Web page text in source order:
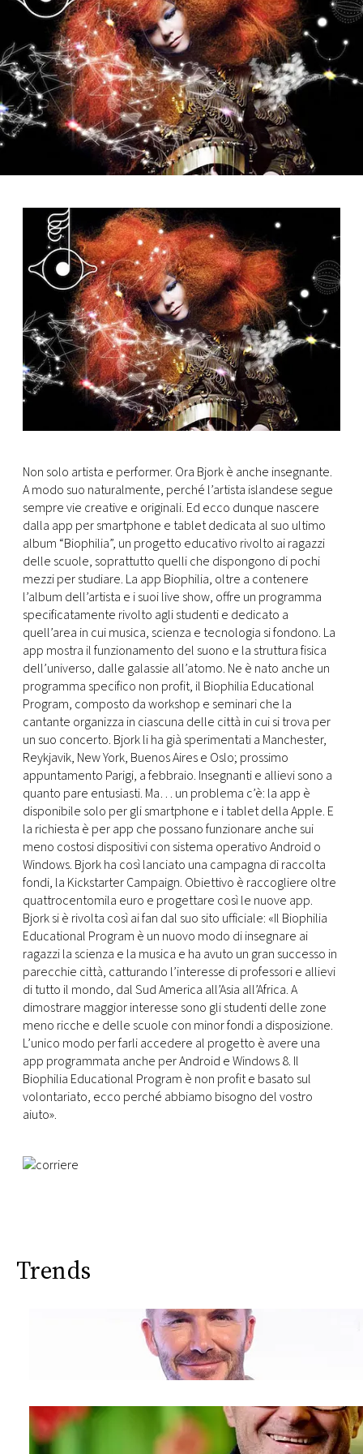
FOTO
CONCORSI
EVENTI
VIDEO
PRINCIPATO
MONACO
RMC
CONSIGLIA
Non solo artista e performer. Ora Bjork è anche insegnante.
A modo suo naturalmente, perché l’artista islandese segue
sempre vie creative e originali. Ed ecco dunque nascere
dalla app per smartphone e tablet dedicata al suo ultimo
album “Biophilia”, un progetto educativo rivolto ai ragazzi
delle scuole, soprattutto quelli che dispongono di pochi
mezzi per studiare. La app Biophilia, oltre a contenere
l’album dell’artista e i suoi live show, offre un programma
specificatamente rivolto agli studenti e dedicato a
quell’area in cui musica, scienza e tecnologia si fondono. La
app mostra il funzionamento del suono e la struttura fisica
dell’universo, dalle galassie all’atomo. Ne è nato anche un
programma specifico non profit, il Biophilia Educational
Program, composto da workshop e seminari che la
cantante organizza in ciascuna delle città in cui si trova per
un suo concerto. Bjork li ha già sperimentati a Manchester,
Reykjavik, New York, Buenos Aires e Oslo; prossimo
appuntamento Parigi, a febbraio. Insegnanti e allievi sono a
quanto pare entusiasti. Ma… un problema c’è: la app è
disponibile solo per gli smartphone e i tablet della Apple. E
la richiesta è per app che possano funzionare anche sui
meno costosi dispositivi con sistema operativo Android o
Windows. Bjork ha così lanciato una campagna di raccolta
fondi, la Kickstarter Campaign. Obiettivo è raccogliere oltre
quattrocentomila euro e progettare così le nuove app.
Bjork si è rivolta così ai fan dal suo sito ufficiale: «Il Biophilia
Educational Program è un nuovo modo di insegnare ai
ragazzi la scienza e la musica e ha avuto un gran successo in
parecchie città, catturando l’interesse di professori e allievi
di tutto il mondo, dal Sud America all’Asia all’Africa. A
dimostrare maggior interesse sono gli studenti delle zone
meno ricche e delle scuole con minor fondi a disposizione.
L’unico modo per farli accedere al progetto è avere una
app programmata anche per Android e Windows 8. Il
Biophilia Educational Program è non profit e basato sul
volontariato, ecco perché abbiamo bisogno del vostro
aiuto».
Trends